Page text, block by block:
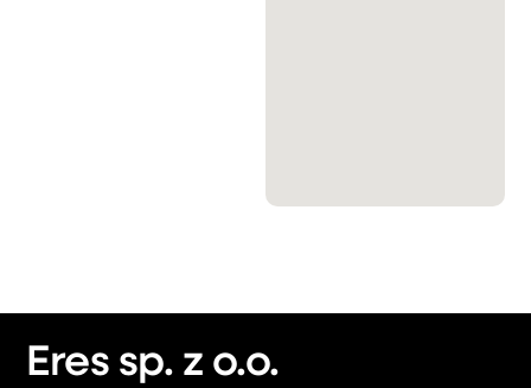
Eres sp. z o.o.